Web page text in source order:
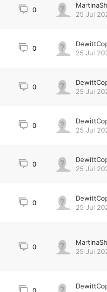
0
25 Jul
0
25 Jul
0
25 Jul
0
25 Jul
0
25 Jul
0
25 Jul
0
25 Jul